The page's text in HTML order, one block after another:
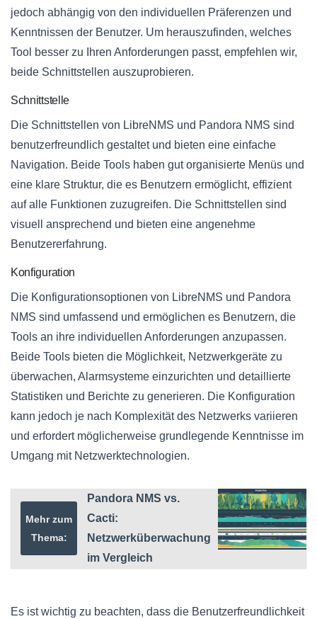
jedoch abhängig von den individuellen Präferenzen und
Kenntnissen der Benutzer. Um herauszufinden, welches
Tool besser zu Ihren Anforderungen passt, empfehlen wir,
beide Schnittstellen auszuprobieren.
Schnittstelle
Die Schnittstellen von LibreNMS und Pandora NMS sind
benutzerfreundlich gestaltet und bieten eine einfache
Navigation. Beide Tools haben gut organisierte Menüs und
eine klare Struktur, die es Benutzern ermöglicht, effizient
auf alle Funktionen zuzugreifen. Die Schnittstellen sind
visuell ansprechend und bieten eine angenehme
Benutzererfahrung.
Konfiguration
Die Konfigurationsoptionen von LibreNMS und Pandora
NMS sind umfassend und ermöglichen es Benutzern, die
Tools an ihre individuellen Anforderungen anzupassen.
Beide Tools bieten die Möglichkeit, Netzwerkgeräte zu
überwachen, Alarmsysteme einzurichten und detaillierte
Statistiken und Berichte zu generieren. Die Konfiguration
kann jedoch je nach Komplexität des Netzwerks variieren
und erfordert möglicherweise grundlegende Kenntnisse im
Umgang mit Netzwerktechnologien.
Mehr zum
Thema:
Pandora NMS vs.
Cacti:
Netzwerküberwachung
im Vergleich
Es ist wichtig zu beachten, dass die Benutzerfreundlichkeit